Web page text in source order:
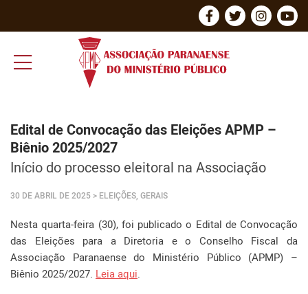
Edital de Convocação das Eleições APMP –
Biênio 2025/2027
Início do processo eleitoral na Associação
30 DE ABRIL DE 2025 > ELEIÇÕES, GERAIS
Nesta quarta-feira (30), foi publicado o Edital de Convocação
das Eleições para a Diretoria e o Conselho Fiscal da
Associação Paranaense do Ministério Público (APMP) –
Biênio 2025/2027. Leia aqui.